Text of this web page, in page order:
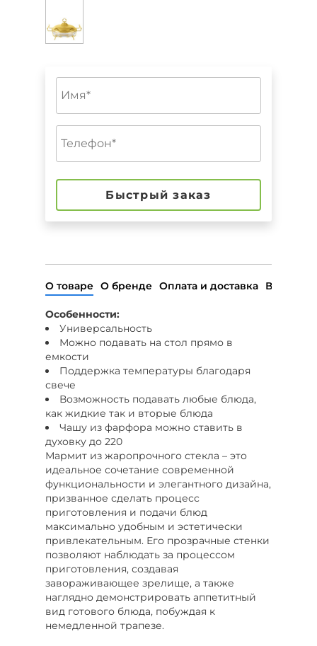
Быстрый заказ
О товаре О бренде Оплата и доставка Возврат
Особенности:
Универсальность
Можно подавать на стол прямо в
емкости
Поддержка температуры благодаря
свече
Возможность подавать любые блюда,
как жидкие так и вторые блюда
Чашу из фарфора можно ставить в
духовку до 220
Мармит из жаропрочного стекла – это
идеальное сочетание современной
функциональности и элегантного дизайна,
призванное сделать процесс
приготовления и подачи блюд
максимально удобным и эстетически
привлекательным. Его прозрачные стенки
позволяют наблюдать за процессом
приготовления, создавая
завораживающее зрелище, а также
наглядно демонстрировать аппетитный
вид готового блюда, побуждая к
немедленной трапезе.